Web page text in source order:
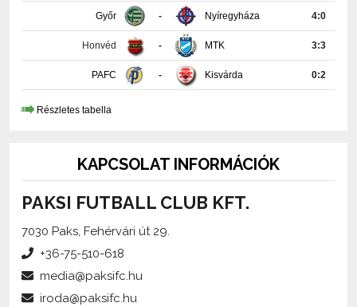
Honvéd MTK 3:3
PAFC Kisvárda 0:2
Részletes tabella
PAKSI FUTBALL CLUB KFT.
7030 Paks, Fehérvári út 29.